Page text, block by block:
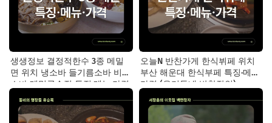
생생정보 결정적한수 3종 메밀
면 위치 냉소바 들기름소바 비빔
소바 메밀국수집 특징·메뉴·가격
오늘N 반찬가게 한식뷔페 위치
부산 해운대 한식부페 특징·메뉴·
가격 (우리동네 반찬장인)